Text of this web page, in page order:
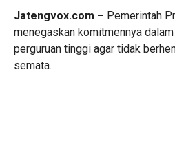
Jatengvox.com – Pemerintah
menegaskan komitmennya
perguruan tinggi agar tidak
semata.